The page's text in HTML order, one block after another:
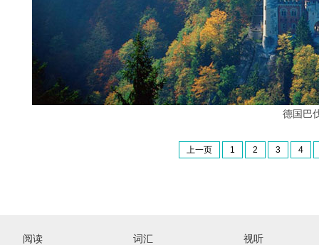
德国巴
上一页 1 2 3 4
阅读 词汇 视听